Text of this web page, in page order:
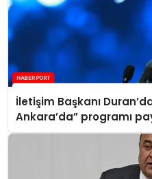
İletişim Başkanı
Ankara’da” programı